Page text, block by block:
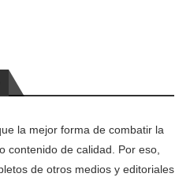
la mejor forma de combatir la
contenido de calidad. Por eso,
de otros medios y editoriales